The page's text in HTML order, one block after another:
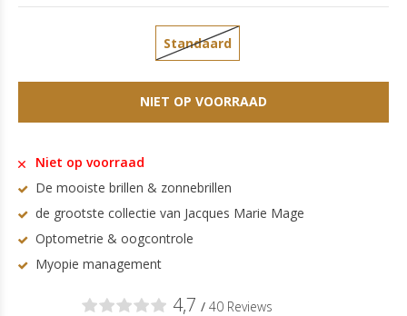
Standaard
NIET OP VOORRAAD
Niet op voorraad
De mooiste brillen & zonnebrillen
de grootste collectie van Jacques Marie Mage
Optometrie & oogcontrole
Myopie management
4,7 / 40 Reviews